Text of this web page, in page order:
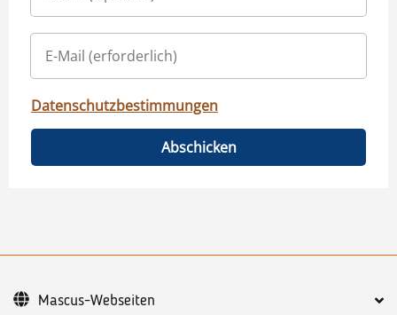
Datenschutzbestimmungen
Abschicken
Mascus-Webseiten